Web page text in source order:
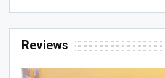
Reviews